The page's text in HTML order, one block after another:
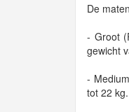
De
- Groot
gewicht
-
tot 22 kg.